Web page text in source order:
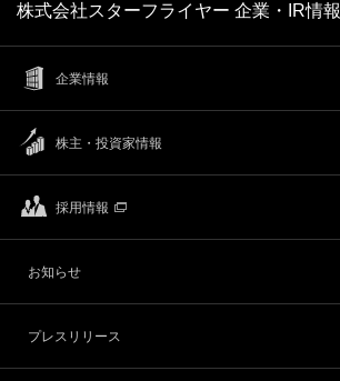
株式会社スターフライヤー 企業・IR情報
企業情報
株主・投資家情報
採用情報
お知らせ
プレスリリース